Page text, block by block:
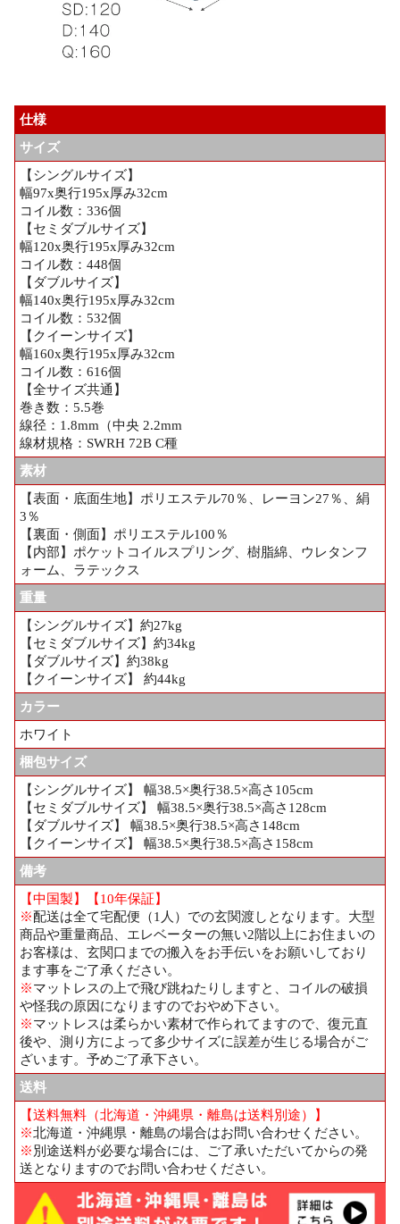
仕様
サイズ
【シングルサイズ】
幅97x奥行195x厚み32cm
コイル数：336個
【セミダブルサイズ】
幅120x奥行195x厚み32cm
コイル数：448個
【ダブルサイズ】
幅140x奥行195x厚み32cm
コイル数：532個
【クイーンサイズ】
幅160x奥行195x厚み32cm
コイル数：616個
【全サイズ共通】
巻き数：5.5巻
線径：1.8mm（中央 2.2mm
線材規格：SWRH 72B C種
素材
【表面・底面生地】ポリエステル70％、レーヨン27％、絹
3％
【裏面・側面】ポリエステル100％
【内部】ポケットコイルスプリング、樹脂綿、ウレタンフ
ォーム、ラテックス
重量
【シングルサイズ】約27kg
【セミダブルサイズ】約34kg
【ダブルサイズ】約38kg
【クイーンサイズ】 約44kg
カラー
ホワイト
梱包サイズ
【シングルサイズ】 幅38.5×奥行38.5×高さ105cm
【セミダブルサイズ】 幅38.5×奥行38.5×高さ128cm
【ダブルサイズ】 幅38.5×奥行38.5×高さ148cm
【クイーンサイズ】 幅38.5×奥行38.5×高さ158cm
備考
【中国製】【10年保証】
※配送は全て宅配便（1人）での玄関渡しとなります。大型
商品や重量商品、エレベーターの無い2階以上にお住まいの
お客様は、玄関口までの搬入をお手伝いをお願いしており
ます事をご了承ください。
※マットレスの上で飛び跳ねたりしますと、コイルの破損
や怪我の原因になりますのでおやめ下さい。
※マットレスは柔らかい素材で作られてますので、復元直
後や、測り方によって多少サイズに誤差が生じる場合がご
ざいます。予めご了承下さい。
送料
【送料無料（北海道・沖縄県・離島は送料別途）】
※北海道・沖縄県・離島の場合はお問い合わせください。
※別途送料が必要な場合には、ご了承いただいてからの発
送となりますのでお問い合わせください。